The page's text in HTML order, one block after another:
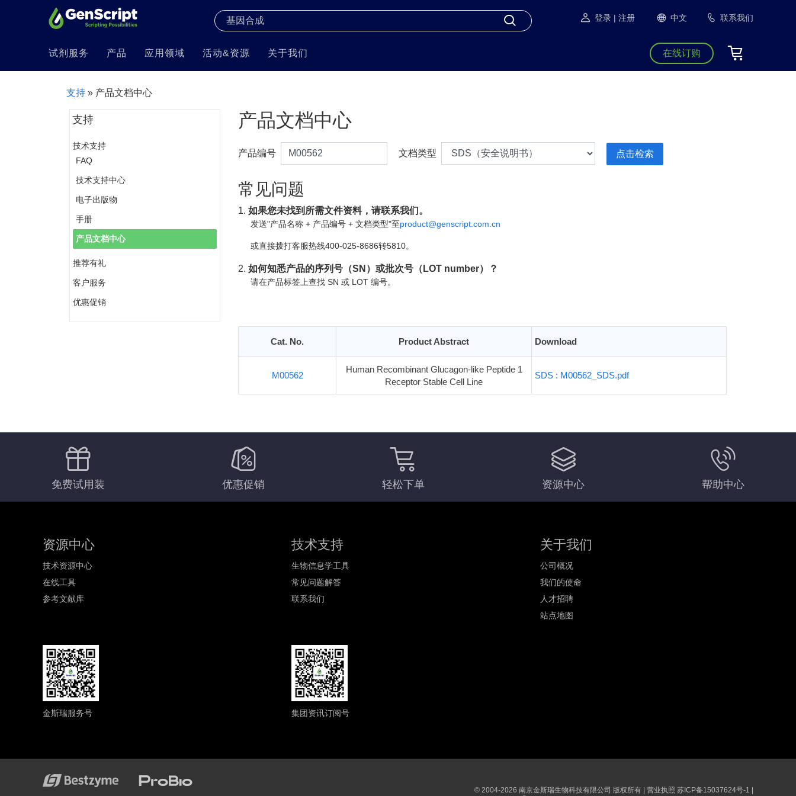
登录 | 注册 中文 联系我们
试剂服务 产品 应用领域 活动&资源 关于我们 在线订购
支持 » 产品文档中心
支持
技术支持
FAQ
技术支持中心
电子出版物
手册
产品文档中心
推荐有礼
客户服务
优惠促销
产品文档中心
产品编号 文档类型
常见问题
1. 如果您未找到所需文件资料，请联系我们。
发送"产品名称 + 产品编号 + 文档类型"至product@genscript.com.cn
或直接拨打客服热线400-025-8686转5810。
2. 如何知悉产品的序列号（SN）或批次号（LOT number）？
请在产品标签上查找 SN 或 LOT 编号。
Cat. No. Product Abstract Download
M00562
Human Recombinant Glucagon-like Peptide 1
Receptor Stable Cell Line
SDS : M00562_SDS.pdf
免费试用装 优惠促销 轻松下单 资源中心 帮助中心
资源中心
技术资源中心
在线工具
参考文献库
技术支持
生物信息学工具
常见问题解答
联系我们
关于我们
公司概况
我们的使命
人才招聘
站点地图
金斯瑞服务号 集团资讯订阅号
© 2004-2026 南京金斯瑞生物科技有限公司 版权所有 | 营业执照 苏ICP备15037624号-1 |